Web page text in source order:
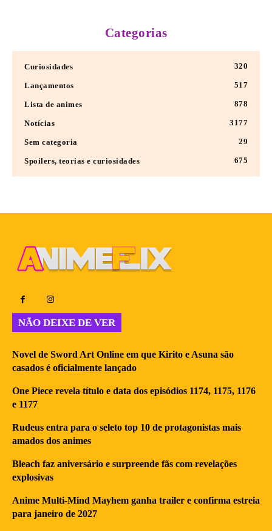
Categorias
Curiosidades 320
Lançamentos 517
Lista de animes 878
Notícias 3177
Sem categoria 29
Spoilers, teorias e curiosidades 675
NÃO DEIXE DE VER
Novel de Sword Art Online em que Kirito e Asuna são
casados é oficialmente lançado
One Piece revela título e data dos episódios 1174, 1175, 1176
e 1177
Rudeus entra para o seleto top 10 de protagonistas mais
amados dos animes
Bleach faz aniversário e surpreende fãs com revelações
explosivas
Anime Multi-Mind Mayhem ganha trailer e confirma estreia
para janeiro de 2027